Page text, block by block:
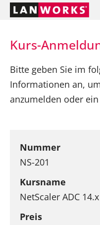
Kurs-
Bitte geben Sie im
Informationen an,
anzumelden oder
Nummer
NS-201
Kursname
NetScaler ADC
Preis